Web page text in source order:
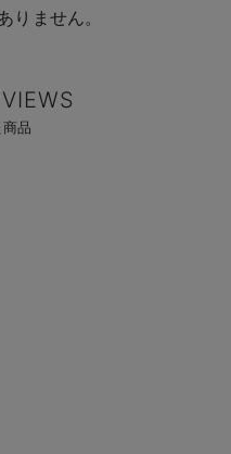
りません。
品